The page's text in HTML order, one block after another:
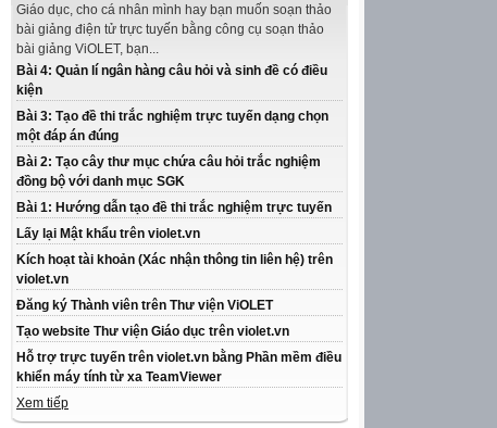
Giáo dục, cho cá nhân mình hay bạn muốn soạn thảo
bài giảng điện tử trực tuyến bằng công cụ soạn thảo
bài giảng ViOLET, bạn...
Bài 4: Quản lí ngân hàng câu hỏi và sinh đề có điều
kiện
Bài 3: Tạo đề thi trắc nghiệm trực tuyến dạng chọn
một đáp án đúng
Bài 2: Tạo cây thư mục chứa câu hỏi trắc nghiệm
đồng bộ với danh mục SGK
Bài 1: Hướng dẫn tạo đề thi trắc nghiệm trực tuyến
Lấy lại Mật khẩu trên violet.vn
Kích hoạt tài khoản (Xác nhận thông tin liên hệ) trên
violet.vn
Đăng ký Thành viên trên Thư viện ViOLET
Tạo website Thư viện Giáo dục trên violet.vn
Hỗ trợ trực tuyến trên violet.vn bằng Phần mềm điều
khiển máy tính từ xa TeamViewer
Xem tiếp